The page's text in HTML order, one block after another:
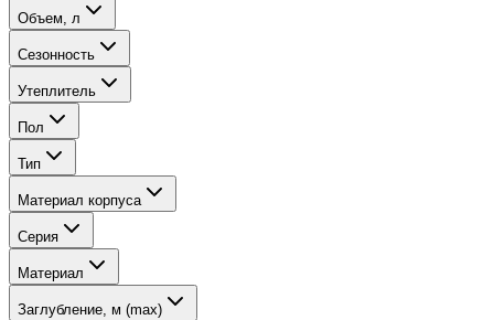
Объем, л
Сезонность
Утеплитель
Пол
Тип
Материал корпуса
Серия
Материал
Заглубление, м (max)